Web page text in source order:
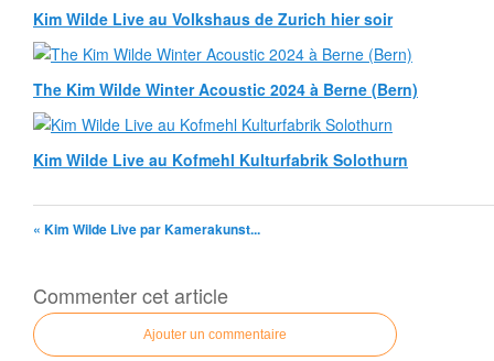
Kim Wilde Live au Volkshaus de Zurich hier soir
The Kim Wilde Winter Acoustic 2024 à Berne (Bern)
Kim Wilde Live au Kofmehl Kulturfabrik Solothurn
« Kim Wilde Live par Kamerakunst...
Commenter cet article
Ajouter un commentaire